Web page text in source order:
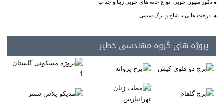
دکوراسیون چوبی انواع خانه های چوبی زیبا و جذاب
درخت هایی با شاخ و برگ سیمی
پروژه های گروه مهندسی خطیر